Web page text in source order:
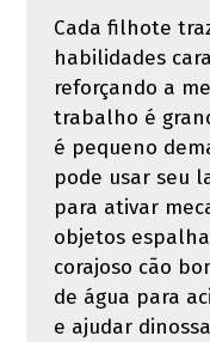
Cada filhote
habilidades
reforçando a
trabalho é
é pequeno
pode usar seu
para ativar
objetos
corajoso cão
de água para
e ajudar